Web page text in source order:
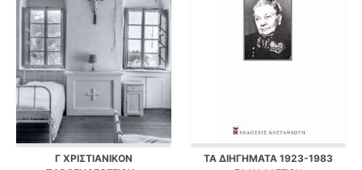
Γ ΧΡΙΣΤΙΑΝΙΚΟΝ
ΤΑ ΔΙΗΓΗΜΑΤΑ 1923-1983